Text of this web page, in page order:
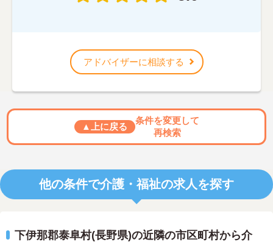
アドバイザーに相談する
▲上に戻る
条件を変更して
再検索
他の条件で介護・福祉の求人を探す
下伊那郡泰阜村(長野県)の近隣の市区町村から介